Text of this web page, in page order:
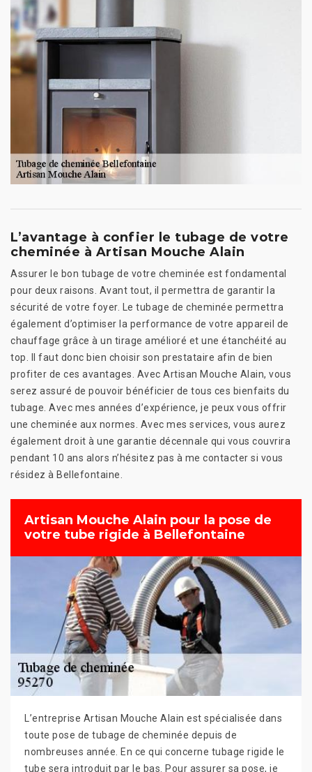
L’avantage à confier le tubage de votre
cheminée à Artisan Mouche Alain
Assurer le bon tubage de votre cheminée est fondamental
pour deux raisons. Avant tout, il permettra de garantir la
sécurité de votre foyer. Le tubage de cheminée permettra
également d’optimiser la performance de votre appareil de
chauffage grâce à un tirage amélioré et une étanchéité au
top. Il faut donc bien choisir son prestataire afin de bien
profiter de ces avantages. Avec Artisan Mouche Alain, vous
serez assuré de pouvoir bénéficier de tous ces bienfaits du
tubage. Avec mes années d’expérience, je peux vous offrir
une cheminée aux normes. Avec mes services, vous aurez
également droit à une garantie décennale qui vous couvrira
pendant 10 ans alors n’hésitez pas à me contacter si vous
résidez à Bellefontaine.
Artisan Mouche Alain pour la pose de
votre tube rigide à Bellefontaine
L’entreprise Artisan Mouche Alain est spécialisée dans
toute pose de tubage de cheminée depuis de
nombreuses année. En ce qui concerne tubage rigide le
tube sera introduit par le bas. Pour assurer sa pose, je